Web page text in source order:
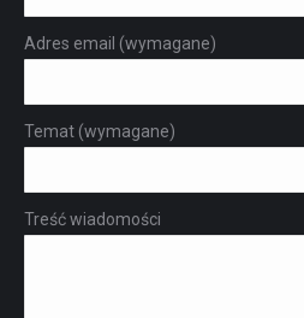
Adres email (wymagane)
Temat (wymagane)
Treść wiadomości